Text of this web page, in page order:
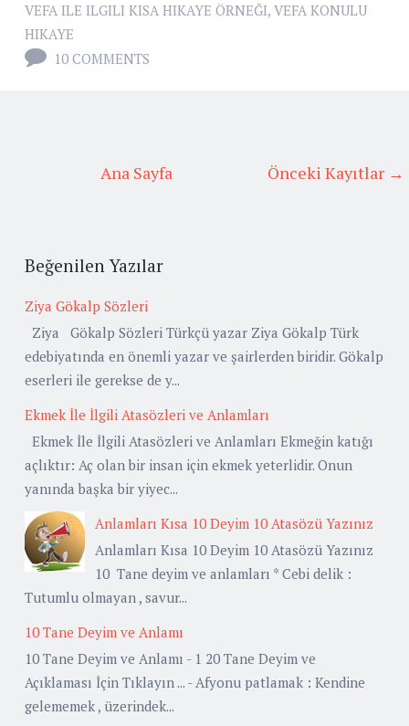
VEFA ILE ILGILI KISA HIKAYE ÖRNEĞI, VEFA KONULU
HIKAYE
10 COMMENTS
Önceki Kayıtlar →
Ana Sayfa
Beğenilen Yazılar
Ziya Gökalp Sözleri
Ziya Gökalp Sözleri Türkçü yazar Ziya Gökalp Türk
edebiyatında en önemli yazar ve şairlerden biridir. Gökalp
eserleri ile gerekse de y...
Ekmek İle İlgili Atasözleri ve Anlamları
Ekmek İle İlgili Atasözleri ve Anlamları Ekmeğin katığı
açlıktır: Aç olan bir insan için ekmek yeterlidir. Onun
yanında başka bir yiyec...
Anlamları Kısa 10 Deyim 10 Atasözü Yazınız
Anlamları Kısa 10 Deyim 10 Atasözü Yazınız
10 Tane deyim ve anlamları * Cebi delik :
Tutumlu olmayan , savur...
10 Tane Deyim ve Anlamı
10 Tane Deyim ve Anlamı - 1 20 Tane Deyim ve
Açıklaması İçin Tıklayın ... - Afyonu patlamak : Kendine
gelememek , üzerindek...